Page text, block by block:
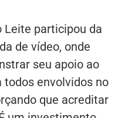
Leite participou da
de vídeo, onde
seu apoio ao
todos envolvidos no
que acreditar